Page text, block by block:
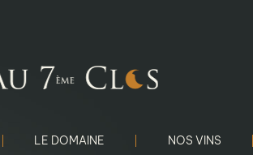
LE DOMAINE NOS VINS